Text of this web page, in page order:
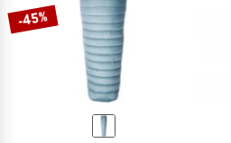
-45%